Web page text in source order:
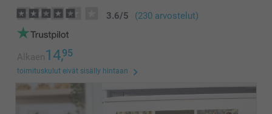
3.6/5 (230 arvostelut)
Alkaen14,95
toimituskulut eivät sisälly hintaan